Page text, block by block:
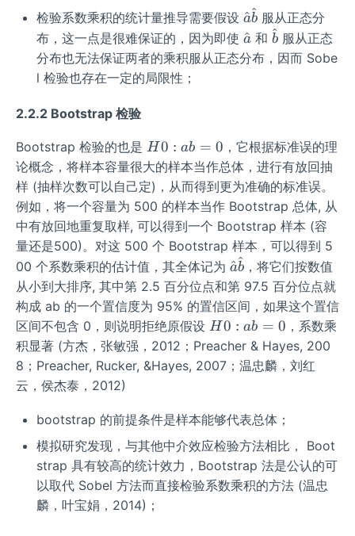
检验系数乘积的统计量推导需要假设 \ha
t
{a}
a
^b
^服从正态分
布，这一点是很难保证的，因为即使 \h
at
a
^和 \ha
b
^服从正态
分布也无法保证两者的乘积服从正态分布，因而 Sobe
l 检验也存在一定的局限性；
2.2.2 Bootstrap 检验
Bootstrap 检验的也是 H
0
:
a
b
=
H0 : ab = 0 ，它根据标准误的理
论概念，将样本容量很大的样本当作总体，进行有放回抽
样 (抽样次数可以自己定)，从而得到更为准确的标准误。
例如，将一个容量为 500 的样本当作 Bootstrap 总体, 从
中有放回地重复取样, 可以得到一个 Bootstrap 样本 (容
量还是500)。对这 500 个 Bootstrap 样本，可以得到 5
00 个系数乘积的估计值，其全体记为 \ha
t
{a}
\ha
{b}
a
^b
^ ，将它们按数值
从小到大排序, 其中第 2.5 百分位点和第 97.5 百分位点就
构成 ab 的一个置信度为 95% 的置信区间，如果这个置信
区间不包含 0，则说明拒绝原假设 H
0
:
=
H0 : ab = 0 ，系数乘
积显著 (方杰，张敏强，2012；Preacher & Hayes, 200
8；Preacher, Rucker, &Hayes, 2007；温忠麟，刘红
云，侯杰泰，2012)
bootstrap 的前提条件是样本能够代表总体；
模拟研究发现，与其他中介效应检验方法相比， Boot
strap 具有较高的统计效力，Bootstrap 法是公认的可
以取代 Sobel 方法而直接检验系数乘积的方法 (温忠
麟，叶宝娟，2014)；